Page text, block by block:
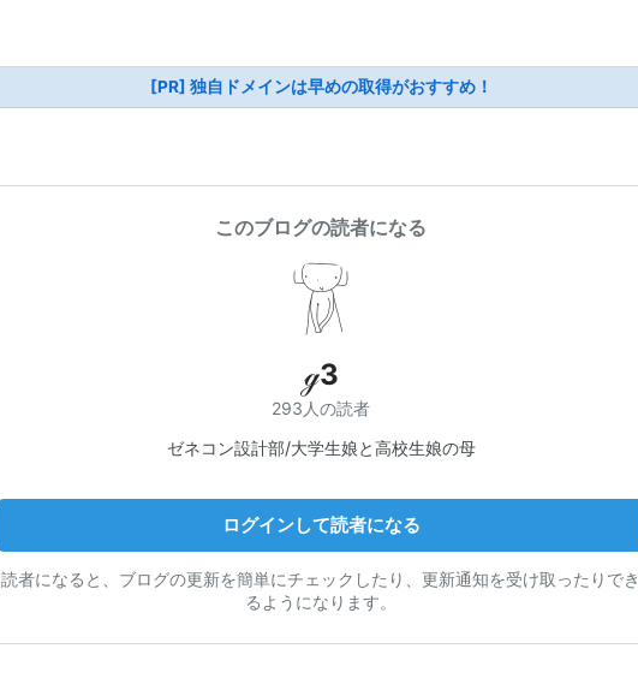
[PR] 独自ドメインは早めの取得がおすすめ！
このブログの読者になる
ℊ3
293人の読者
ゼネコン設計部/大学生娘と高校生娘の母
ログインして読者になる
読者になると、ブログの更新を簡単にチェックしたり、更新通知を受け取ったりでき
るようになります。